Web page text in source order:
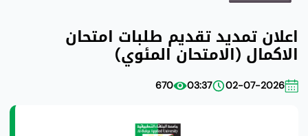
اعلان تمديد تقديم طلبات امتحان
الاكمال (الامتحان المئوي)
02-07-2026
03:37
670